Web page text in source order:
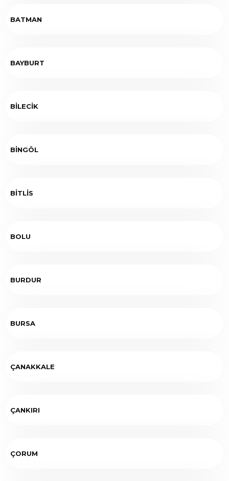
BATMAN
BAYBURT
BİLECİK
BİNGÖL
BİTLİS
BOLU
BURDUR
BURSA
ÇANAKKALE
ÇANKIRI
ÇORUM